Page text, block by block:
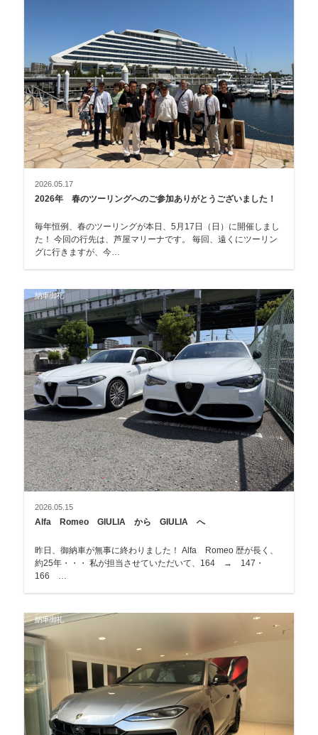
2026.05.17
2026年 春のツーリングへのご参加ありがとうございました！
毎年恒例、春のツーリングが本日、5月17日（日）に開催しまし
た！ 今回の行先は、芦屋マリーナです。 毎回、遠くにツーリン
グに行きますが、今…
納車御礼
2026.05.15
Alfa Romeo GIULIA から GIULIA へ
昨日、御納車が無事に終わりました！ Alfa Romeo 歴が長く、
約25年・・・ 私が担当させていただいて、164 → 147・
166 …
納車御礼